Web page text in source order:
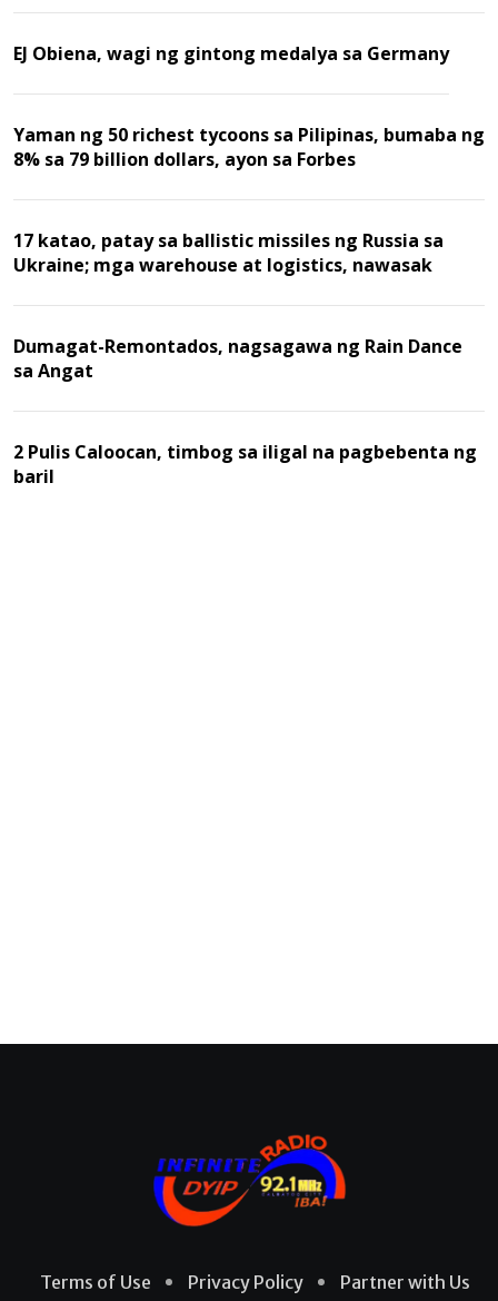
EJ Obiena, wagi ng gintong medalya sa Germany
Yaman ng 50 richest tycoons sa Pilipinas, bumaba ng
8% sa 79 billion dollars, ayon sa Forbes
17 katao, patay sa ballistic missiles ng Russia sa
Ukraine; mga warehouse at logistics, nawasak
Dumagat-Remontados, nagsagawa ng Rain Dance
sa Angat
2 Pulis Caloocan, timbog sa iligal na pagbebenta ng
baril
Terms of Use Privacy Policy Partner with Us